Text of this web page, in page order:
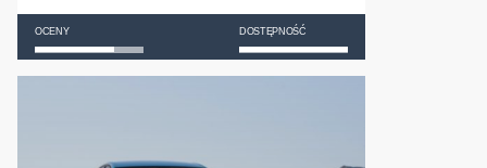
OCENY DOSTĘPNOŚĆ